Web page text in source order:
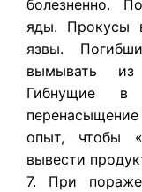
болезненно.
яды. Прокусы
язвы.
вымывать из
Гибнущие в
опыт, чтобы
вывести
7. При